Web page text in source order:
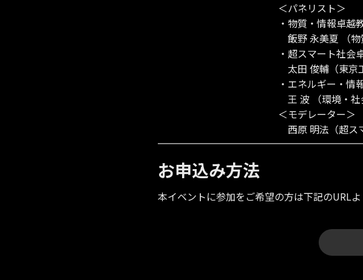
＜パネリスト＞
・物質・情報卓
飯野 永美夏 （物
・超スマート社
太田 俊輔（東京
・エネルギー・
王 波 （環境・
＜モデレーター＞
西原 明法（超ス
お申込み方法
本イベントに参加をご希望の方は下記のURL